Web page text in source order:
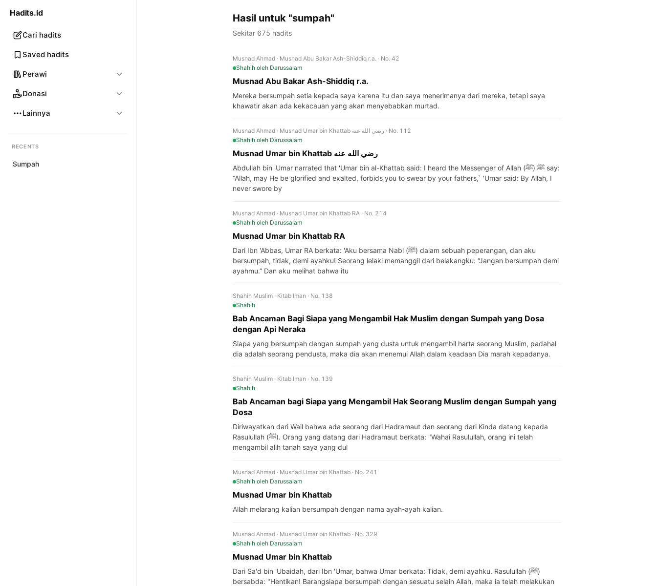
Hadits.id
Cari hadits
Saved hadits
Perawi
Donasi
Lainnya
RECENTS
Sumpah
Hasil untuk "sumpah"
Sekitar 675 hadits
Musnad Ahmad · Musnad Abu Bakar Ash-Shiddiq r.a. · No. 42
Shahih oleh Darussalam
Musnad Abu Bakar Ash-Shiddiq r.a.
Mereka bersumpah setia kepada saya karena itu dan saya menerimanya dari mereka, tetapi saya
khawatir akan ada kekacauan yang akan menyebabkan murtad.
Musnad Ahmad · Musnad Umar bin Khattab رضي الله عنه · No. 112
Shahih oleh Darussalam
Musnad Umar bin Khattab رضي الله عنه
Abdullah bin 'Umar narrated that 'Umar bin al-Khattab said: I heard the Messenger of Allah (ﷺ) ﷺ say:
“Allah, may He be glorified and exalted, forbids you to swear by your fathers,` 'Umar said: By Allah, I
never swore by
Musnad Ahmad · Musnad Umar bin Khattab RA · No. 214
Shahih oleh Darussalam
Musnad Umar bin Khattab RA
Dari Ibn 'Abbas, Umar RA berkata: 'Aku bersama Nabi (ﷺ) dalam sebuah peperangan, dan aku
bersumpah, tidak, demi ayahku! Seorang lelaki memanggil dari belakangku: “Jangan bersumpah demi
ayahmu.” Dan aku melihat bahwa itu
Shahih Muslim · Kitab Iman · No. 138
Shahih
Bab Ancaman Bagi Siapa yang Mengambil Hak Muslim dengan Sumpah yang Dosa
dengan Api Neraka
Siapa yang bersumpah dengan sumpah yang dusta untuk mengambil harta seorang Muslim, padahal
dia adalah seorang pendusta, maka dia akan menemui Allah dalam keadaan Dia marah kepadanya.
Shahih Muslim · Kitab Iman · No. 139
Shahih
Bab Ancaman bagi Siapa yang Mengambil Hak Seorang Muslim dengan Sumpah yang
Dosa
Diriwayatkan dari Wail bahwa ada seorang dari Hadramaut dan seorang dari Kinda datang kepada
Rasulullah (ﷺ). Orang yang datang dari Hadramaut berkata: "Wahai Rasulullah, orang ini telah
mengambil alih tanah saya yang dul
Musnad Ahmad · Musnad Umar bin Khattab · No. 241
Shahih oleh Darussalam
Musnad Umar bin Khattab
Allah melarang kalian bersumpah dengan nama ayah-ayah kalian.
Musnad Ahmad · Musnad Umar bin Khattab · No. 329
Shahih oleh Darussalam
Musnad Umar bin Khattab
Dari Sa'd bin 'Ubaidah, dari Ibn 'Umar, bahwa Umar berkata: Tidak, demi ayahku. Rasulullah (ﷺ)
bersabda: "Hentikan! Barangsiapa bersumpah dengan sesuatu selain Allah, maka ia telah melakukan